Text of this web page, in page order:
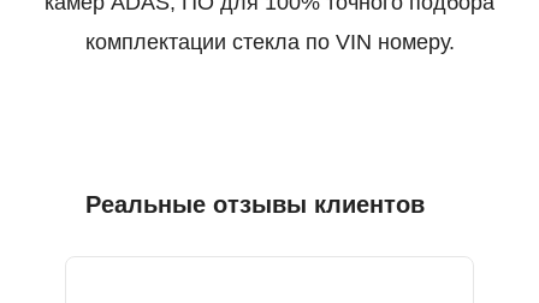
комплектации стекла по VIN номеру.
Реальные отзывы клиентов